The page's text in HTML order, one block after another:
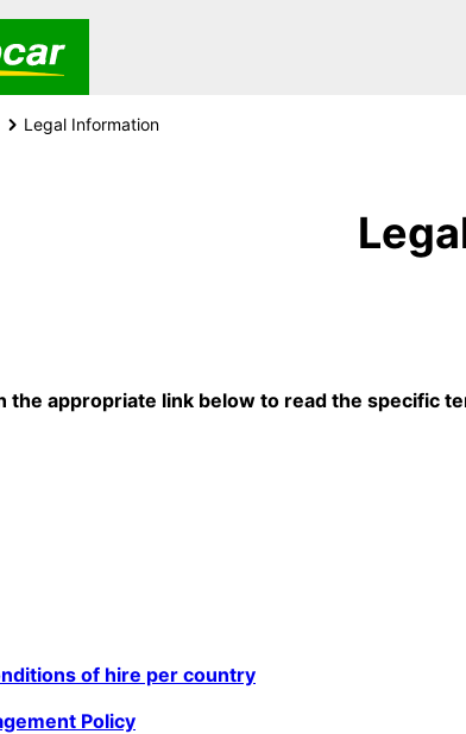
Legal Information
the appropriate link below to read the specific
of hire per country
Policy